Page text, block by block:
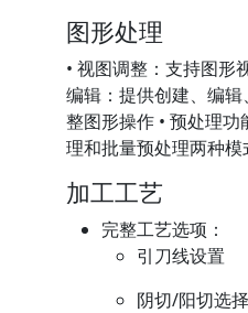
图形处理
• 视图调整：支持图形
编辑：提供创建、编
整图形操作 • 预处理
理和批量预处理两种模
加工工艺
完整工艺选项：
引刀线设置
阴切/阳切选择